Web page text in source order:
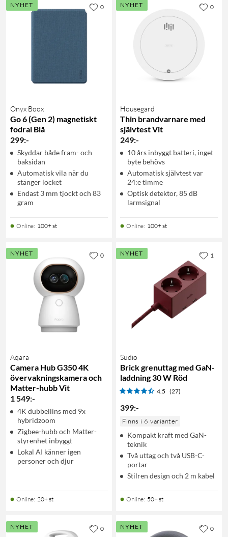
NYHET
Onyx Boox
Go 6 (Gen 2) magnetiskt
fodral Blå
299:-
Skyddar både fram- och
baksidan
Automatisk vila när du
stänger locket
Endast 3 mm tjockt och 83
gram
Online: 100+ st
0 NYHET
Housegard
Thin brandvarnare med
självtest Vit
249:-
10 års inbyggt batteri, inget
byte behövs
Automatisk självtest var
24:e timme
Optisk detektor, 85 dB
larmsignal
Online: 100+ st
0
NYHET
Aqara
Camera Hub G350 4K
övervakningskamera och
Matter-hubb Vit
1 549:-
4K dubbellins med 9x
hybridzoom
Zigbee-hubb och Matter-
styrenhet inbyggt
Lokal AI känner igen
personer och djur
Online: 20+ st
0 NYHET
Sudio
Brick grenuttag med GaN-
laddning 30 W Röd
4.5 (27)
399:-
Finns i 6 varianter
Kompakt kraft med GaN-
teknik
Två uttag och två USB-C-
portar
Stilren design och 2 m kabel
Online: 50+ st
1
NYHET 0 NYHET 0